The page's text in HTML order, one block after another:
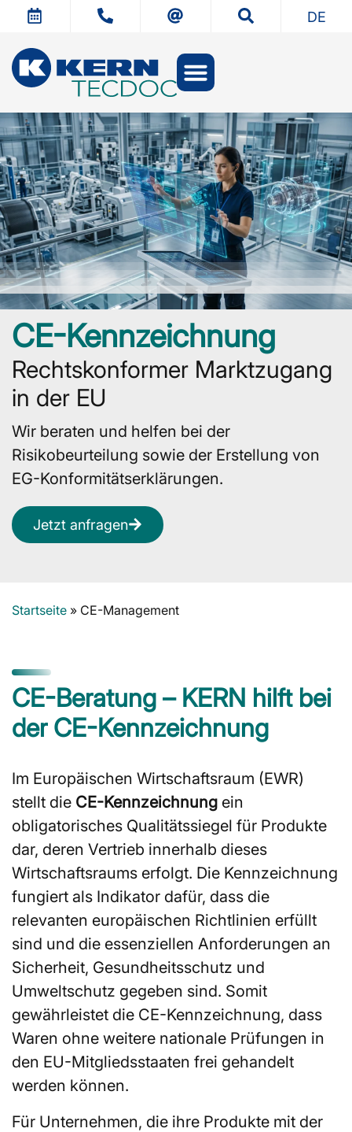
DE
CE-Kennzeichnung
Rechtskonformer Marktzugang
in der EU
Wir beraten und helfen bei der
Risikobeurteilung sowie der Erstellung von
EG-Konformitätserklärungen.
Jetzt anfragen
Startseite » CE-Management
CE-Beratung – KERN hilft bei
der CE-Kennzeichnung
Im Europäischen Wirtschaftsraum (EWR)
stellt die CE-Kennzeichnung ein
obligatorisches Qualitätssiegel für Produkte
dar, deren Vertrieb innerhalb dieses
Wirtschaftsraums erfolgt. Die Kennzeichnung
fungiert als Indikator dafür, dass die
relevanten europäischen Richtlinien erfüllt
sind und die essenziellen Anforderungen an
Sicherheit, Gesundheitsschutz und
Umweltschutz gegeben sind. Somit
gewährleistet die CE-Kennzeichnung, dass
Waren ohne weitere nationale Prüfungen in
den EU-Mitgliedsstaaten frei gehandelt
werden können.
Für Unternehmen, die ihre Produkte mit der